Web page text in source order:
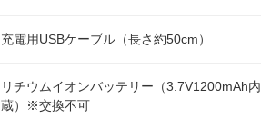
充電用USBケーブル（長さ約50cm）
リチウムイオンバッテリー（3.7V1200mAh内
蔵）※交換不可